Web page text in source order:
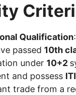
Qualification
passed 10th
under 10+2
and possess
trade from a